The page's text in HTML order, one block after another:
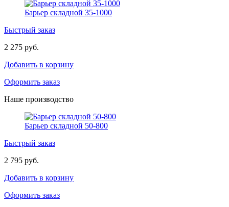
Барьер складной 35-1000
Быстрый заказ
2 275 руб.
Добавить в корзину
Оформить заказ
Наше производство
Барьер складной 50-800
Быстрый заказ
2 795 руб.
Добавить в корзину
Оформить заказ